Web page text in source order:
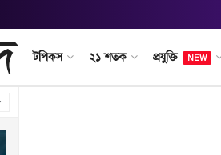
টপিকস ২১ শতক প্রযুক্তি NEW